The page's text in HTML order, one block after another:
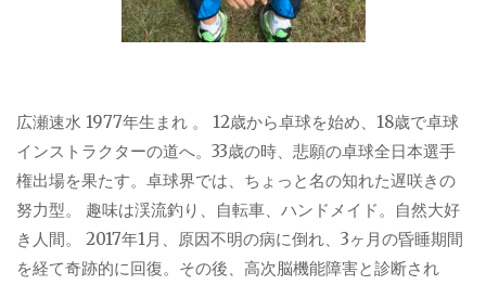
広瀬速水 1977年生まれ 。 12歳から卓球を始め、18歳で卓球
インストラクターの道へ。33歳の時、悲願の卓球全日本選手
権出場を果たす。卓球界では、ちょっと名の知れた遅咲きの
努力型。 趣味は渓流釣り、自転車、ハンドメイド。自然大好
き人間。 2017年1月、原因不明の病に倒れ、3ヶ月の昏睡期間
を経て奇跡的に回復。その後、高次脳機能障害と診断され